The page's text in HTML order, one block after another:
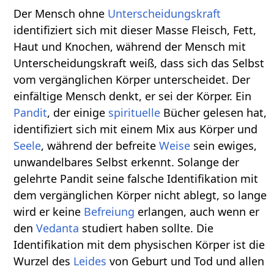
Der Mensch ohne Unterscheidungskraft
identifiziert sich mit dieser Masse Fleisch, Fett,
Haut und Knochen, während der Mensch mit
Unterscheidungskraft weiß, dass sich das Selbst
vom vergänglichen Körper unterscheidet. Der
einfältige Mensch denkt, er sei der Körper. Ein
Pandit, der einige spirituelle Bücher gelesen hat,
identifiziert sich mit einem Mix aus Körper und
Seele, während der befreiteWeise sein ewiges,
unwandelbares Selbst erkennt. Solange der
gelehrte Pandit seine falsche Identifikation mit
dem vergänglichen Körper nicht ablegt, so lange
wird er keine Befreiung erlangen, auch wenn er
denVedanta studiert haben sollte. Die
Identifikation mit dem physischen Körper ist die
Wurzel des Leides von Geburt und Tod und allen